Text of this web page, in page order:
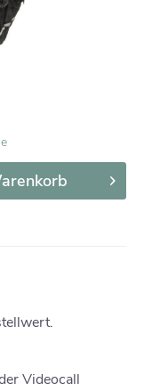
Videocall